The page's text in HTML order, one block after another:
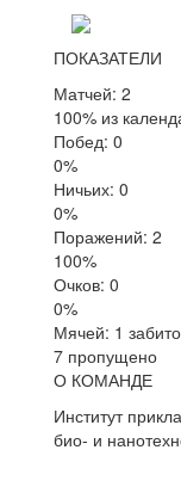
ПОКАЗАТЕЛИ
Матчей: 2
100% из
Побед: 0
0%
Ничьих: 0
0%
Поражений: 2
100%
Очков: 0
0%
Мячей: 1 забито
7 пропущено
О КОМАНДЕ
Институт
био- и